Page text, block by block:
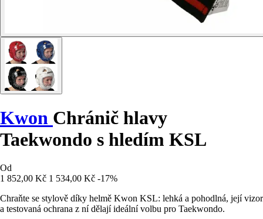
Kwon Chránič hlavy
Taekwondo s hledím KSL
Od
1 852,00 Kč 1 534,00 Kč -17%
Chraňte se stylově díky helmě Kwon KSL: lehká a pohodlná, její vizor
a testovaná ochrana z ní dělají ideální volbu pro Taekwondo.